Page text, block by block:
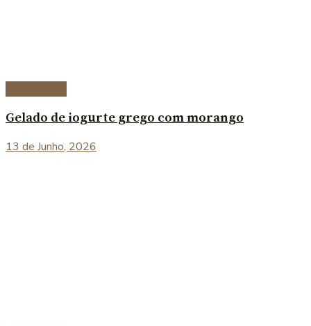
Gelado de iogurte grego com morango
13 de Junho, 2026